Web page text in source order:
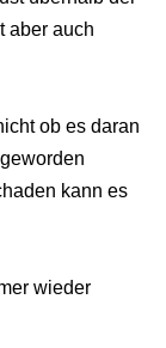
aber auch
ob es daran
kann es
wieder